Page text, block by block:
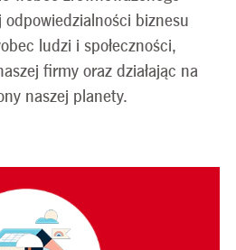
odpowiedzialności biznesu
ludzi i społeczności,
firmy oraz działając na
naszej planety.